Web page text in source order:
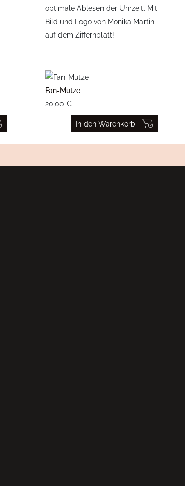
optimale Ablesen der Uhrzeit. Mit
Bild und Logo von Monika Martin
auf dem Ziffernblatt!
Fan-Mütze
20,00 €
In den Warenkorb